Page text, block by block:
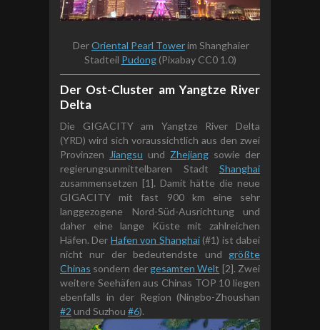
DerOriental Pearl Tower im Shanghaier
Stadteil Pudong(Pixabay CC0 1.0)
Der Ost-Cluster am Yangtze River
Delta
Die GIGACITY am Yangtze River Delta
(YRD) wird sich voraussichtlich aus den zwei
Provinzen
Jiangsu und Zhejiang sowie der
regierungsunmittelbaren Stadt Shanghai
zusammensetzen [1]. Damit hätte die neue
GIGACITY mit fast 900 km eine sehr
langgezogene Nord-Süd-Ausrichtung und
daher eine lange Küste mit zahlreichen
Häfen. Der Hafen von Shanghai(#1) ist dabei
nicht nur der bedeutendste und größte
Chinas sondern der gesamten Welt [2]. Zwei
weitere Seehäfen aus Chinas TOP 10 liegen
ebenfalls in der Region (Ningbo-Zhoushan
#2 und Suzhou #6).